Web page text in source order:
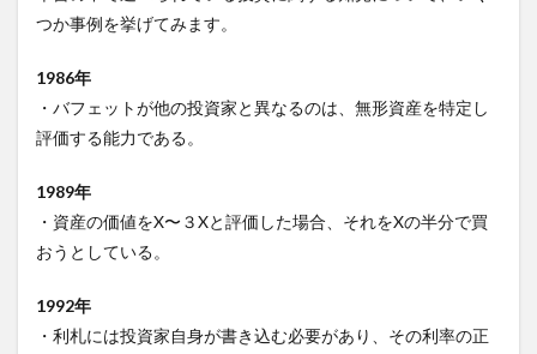
つか事例を挙げてみます。
1986年
・バフェットが他の投資家と異なるのは、無形資産を特定し
評価する能力である。
1989年
・資産の価値をX〜３Xと評価した場合、それをXの半分で買
おうとしている。
1992年
・利札には投資家自身が書き込む必要があり、その利率の正